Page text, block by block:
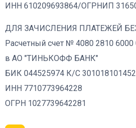
ИНН 610209693864/ОГРНИП
ДЛЯ ЗАЧИСЛЕНИЯ ПЛАТЕЖЕЙ
Расчетный счет № 4080 2810 6000
в АО "ТИНЬКОФФ БАНК"
БИК 044525974 К/С
ИНН 7710773964228
ОГРН 1027739642281